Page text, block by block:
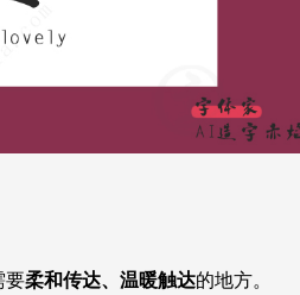
要柔和传达、温暖触达的地方。